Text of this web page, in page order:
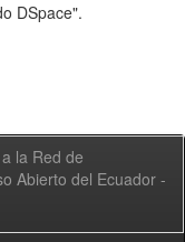
DSpace".
la Red de
Abierto del Ecuador -